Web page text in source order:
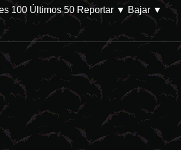
8 En Prime Video. Parece que las
100 Últimos 50 Reportar ▼ Bajar ▼